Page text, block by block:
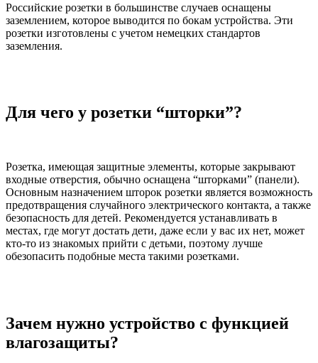
Российские розетки в большинстве случаев оснащены
заземлением, которое выводится по бокам устройства. Эти
розетки изготовлены с учетом немецких стандартов
заземления.
Для чего у розетки “шторки”?
Розетка, имеющая защитные элементы, которые закрывают
входные отверстия, обычно оснащена “шторками” (панели).
Основным назначением шторок розетки является возможность
предотвращения случайного электрического контакта, а также
безопасность для детей. Рекомендуется устанавливать в
местах, где могут достать дети, даже если у вас их нет, может
кто-то из знакомых прийти с детьми, поэтому лучше
обезопасить подобные места такими розетками.
Зачем нужно устройство с функцией
влагозащиты?